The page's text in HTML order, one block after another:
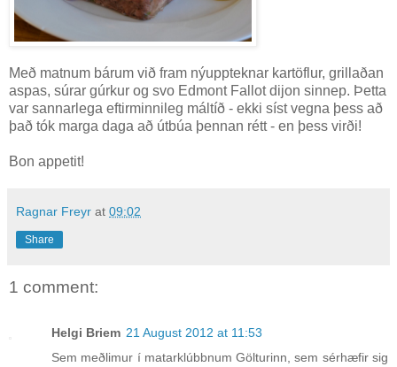
Með matnum bárum við fram nýuppteknar kartöflur, grillaðan
aspas, súrar gúrkur og svo Edmont Fallot dijon sinnep. Þetta
var sannarlega eftirminnileg máltíð - ekki síst vegna þess að
það tók marga daga að útbúa þennan rétt - en þess virði!
Bon appetit!
Ragnar Freyr at 09:02
Share
1 comment:
Helgi Briem 21 August 2012 at 11:53
Sem meðlimur í matarklúbbnum Gölturinn, sem sérhæfir sig